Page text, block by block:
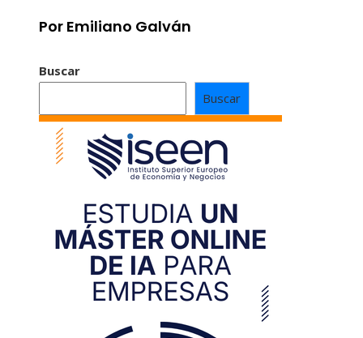
Por Emiliano Galván
Buscar
Buscar